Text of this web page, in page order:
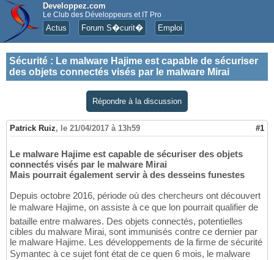
Developpez.com
Le Club des Développeurs et IT Pro
Actus Forum S�curit� Emploi
Sécurité : Le malware Hajime est capable de sécuriser
des objets connectés visés par le malware Mirai
Répondre à la discussion
Patrick Ruiz, le 21/04/2017 à 13h59 #1
Le malware Hajime est capable de sécuriser des objets
connectés visés par le malware Mirai
Mais pourrait également servir à des desseins funestes
Depuis octobre 2016, période où des chercheurs ont découvert
le malware Hajime, on assiste à ce que lon pourrait qualifier de
bataille entre malwares. Des objets connectés, potentielles
cibles du malware Mirai, sont immunisés contre ce dernier par
le malware Hajime. Les développements de la firme de sécurité
Symantec à ce sujet font état de ce quen 6 mois, le malware